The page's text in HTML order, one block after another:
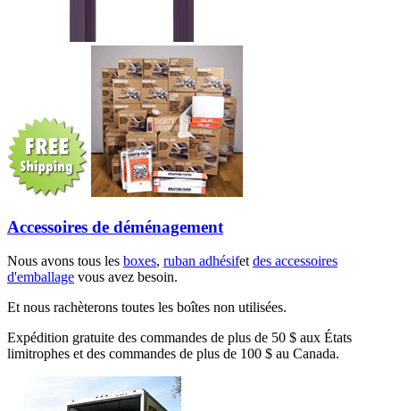
Accessoires de déménagement
Nous avons tous les boxes, ruban adhésifetdes accessoires
d'emballage vous avez besoin.
Et nous rachèterons toutes les boîtes non utilisées.
Expédition gratuite des commandes de plus de 50 $ aux États
limitrophes et des commandes de plus de 100 $ au Canada.